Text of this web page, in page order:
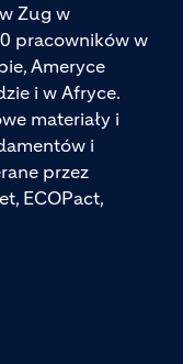
Zug w
pracowników w
Ameryce
i w Afryce.
materiały i
i
przez
ECOPact,